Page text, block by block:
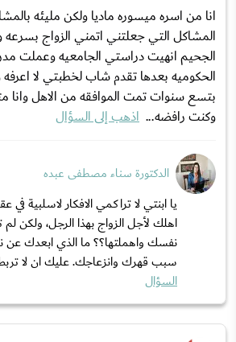
انا من اسره ميسوره ماديا ولكن مليئه
المشاكل التي جعلتني اتمني الزواج
الجحيم انهيت دراستي الجامعيه وعملت
الحكوميه بعدها تقدم شاب لخطبتي لا اعرفه
بتسع سنوات تمت الموافقه من الاهل وانا
وكنت رافضه... اذهب إلى السؤال
الدكتورة سناء مصطفى عبده
يا ابنتي لا تراكمي الافكار لاسلبية
اهلك لأجل الزواج بهذا الرجل، ولكن
نفسك واهملتها؟؟ ما الذي ابعدك
سبب قهرك وانزعاجك. عليك ان لا
السؤال